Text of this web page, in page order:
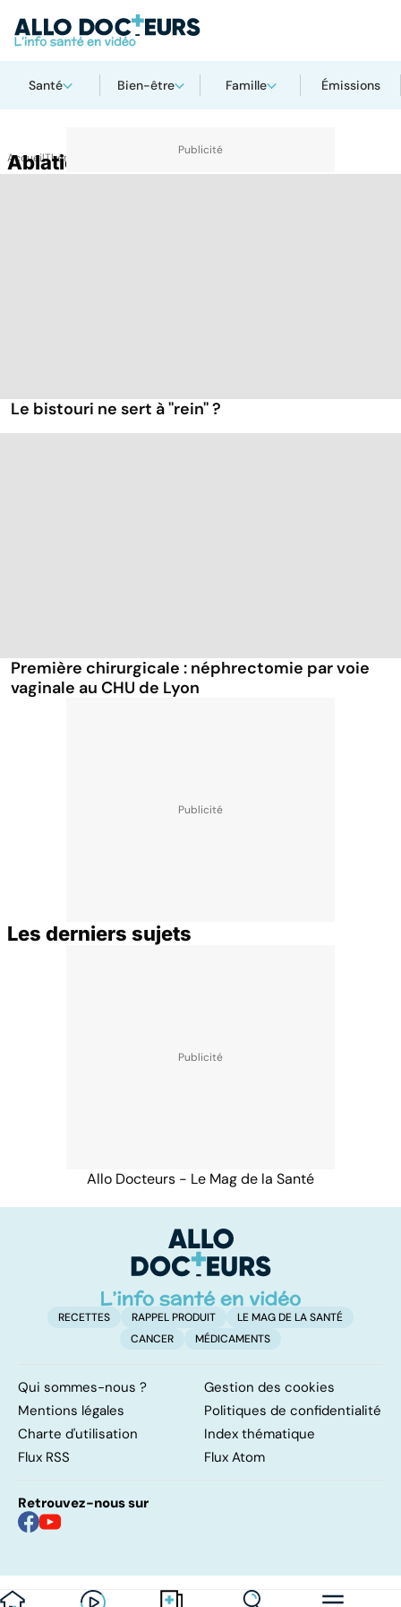
Santé Bien-être Famille Émissions
AccueilThématiques
Ablation d'un rein
Le bistouri ne sert à ''rein'' ?
Première chirurgicale : néphrectomie par voie
vaginale au CHU de Lyon
Les derniers sujets
Allo Docteurs - Le Mag de la Santé
RECETTES RAPPEL PRODUIT
LE MAG DE LA SANTÉ
CANCER
MÉDICAMENTS
Qui sommes-nous ?
Gestion des cookies
Mentions légales
Politiques de confidentialité
Charte d'utilisation
Index thématique
Flux RSS
Flux Atom
Retrouvez-nous sur